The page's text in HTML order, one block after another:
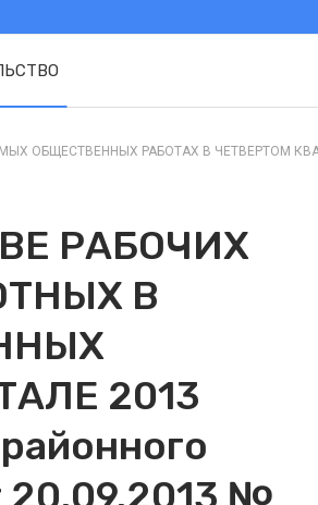
РАБОТАХ В ЧЕТВЕРТОМ
РАБОЧИХ
В
2013